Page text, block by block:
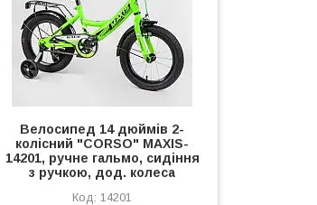
Велосипед 14 дюймів 2-
колісний "CORSO" MAXIS-
14201, ручне гальмо, сидіння
з ручкою, дод. колеса
14201